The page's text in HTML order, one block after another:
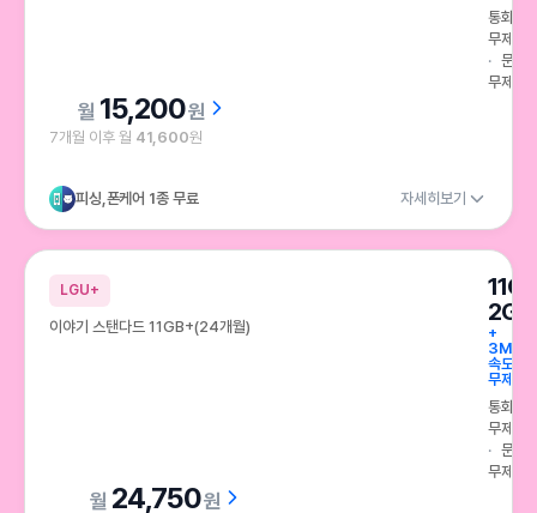
통화
무제한
문자
무제한
15,200원
7개월 이후 월 41,600원
피싱,폰케어 1종 무료 자세히보기
LGU+
이야기 스탠다드 11GB+(24개월)
2GB
+
속도
무제한
통화
무제한
문자
무제한
24,750원